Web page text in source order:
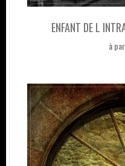
ENFANT DE L
à